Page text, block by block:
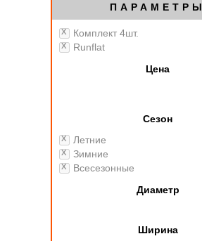
ПАРАМЕТРЫ
Комплект 4шт.
Runflat
Цена
Сезон
Летние
Зимние
Всесезонные
Диаметр
Ширина